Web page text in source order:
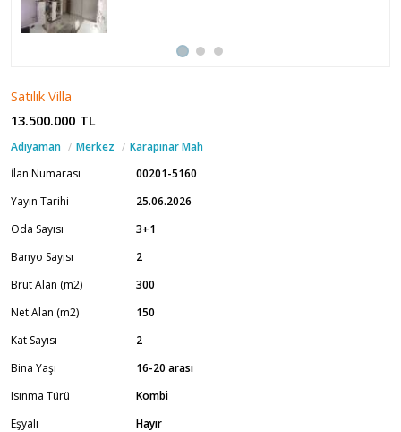
Satılık Villa
13.500.000 TL
Adıyaman Merkez
Karapınar Mah
İlan Numarası
00201-5160
Yayın Tarihi
25.06.2026
Oda Sayısı
3+1
Banyo Sayısı
2
Brüt Alan (m2)
300
Net Alan (m2)
150
Kat Sayısı
2
Bina Yaşı
16-20 arası
Isınma Türü
Kombi
Eşyalı
Hayır